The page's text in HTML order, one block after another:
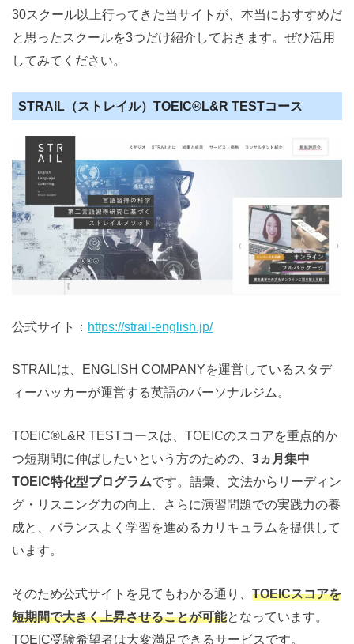
30スクール以上行ってきた当サイトが、本当におすすめだ
と思ったスクールを3つだけ紹介しておきます。ぜひ活用
してみてください。
STRAIL（ストレイル）TOEIC®️L&R TESTコース
公式サイト： https://strail-english.jp/
STRAILは、ENGLISH COMPANYを運営しているスタデ
ィーハッカーが運営する英語のパーソナルジム。
TOEIC®️L&R TESTコースは、TOEICのスコアを重点的か
つ短期間に伸ばしたいという方のための、 3ヵ月集中
TOEIC特化型プログラムです。語彙、文法からリーディン
グ・リスニング力の向上、さらに演習問題での実践力の養
成と、バランスよく学習を進めるカリキュラムを提供して
います。
そのため公式サイトを見てもわかる通り、 TOEICスコアを
短期間で大きく上昇させることが可能となっています。
TOEIC受験希望者は大変満足できるサービスです。